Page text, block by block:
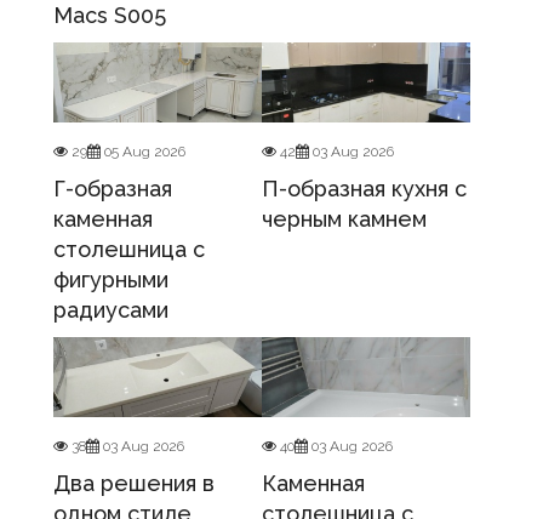
Macs S005
29 05 Aug 2026
Г-образная
каменная
столешница с
фигурными
радиусами
42 03 Aug 2026
П-образная кухня с
черным камнем
38 03 Aug 2026
Два решения в
одном стиле
40 03 Aug 2026
Каменная
столешница с